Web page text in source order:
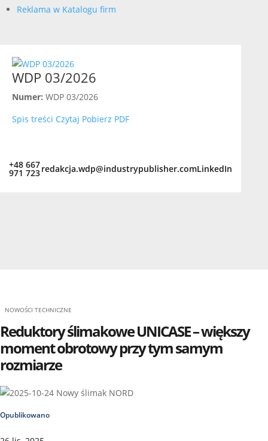
Reklama w Katalogu firm
WDP 03/2026
Numer: WDP 03/2026
Spis treści Czytaj Pobierz PDF
+48 667
971 723redakcja.wdp@industrypublisher.comLinkedIn
NOWOŚCI TECHNICZNE
Reduktory ślimakowe UNICASE – większy
moment obrotowy przy tym samym
rozmiarze
Opublikowano